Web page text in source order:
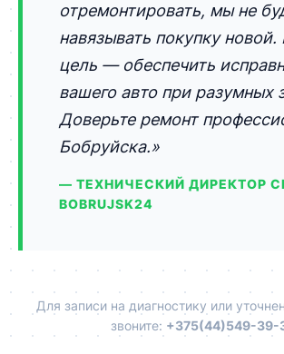
отремонтировать, мы не
навязывать покупку
цель — обеспечить
вашего авто при разумных
Доверьте ремонт
Бобруйска.»
— ТЕХНИЧЕСКИЙ ДИРЕКТОР
BOBRUJSK24
Для записи на диагностику или
звоните: +375(44)549-39-